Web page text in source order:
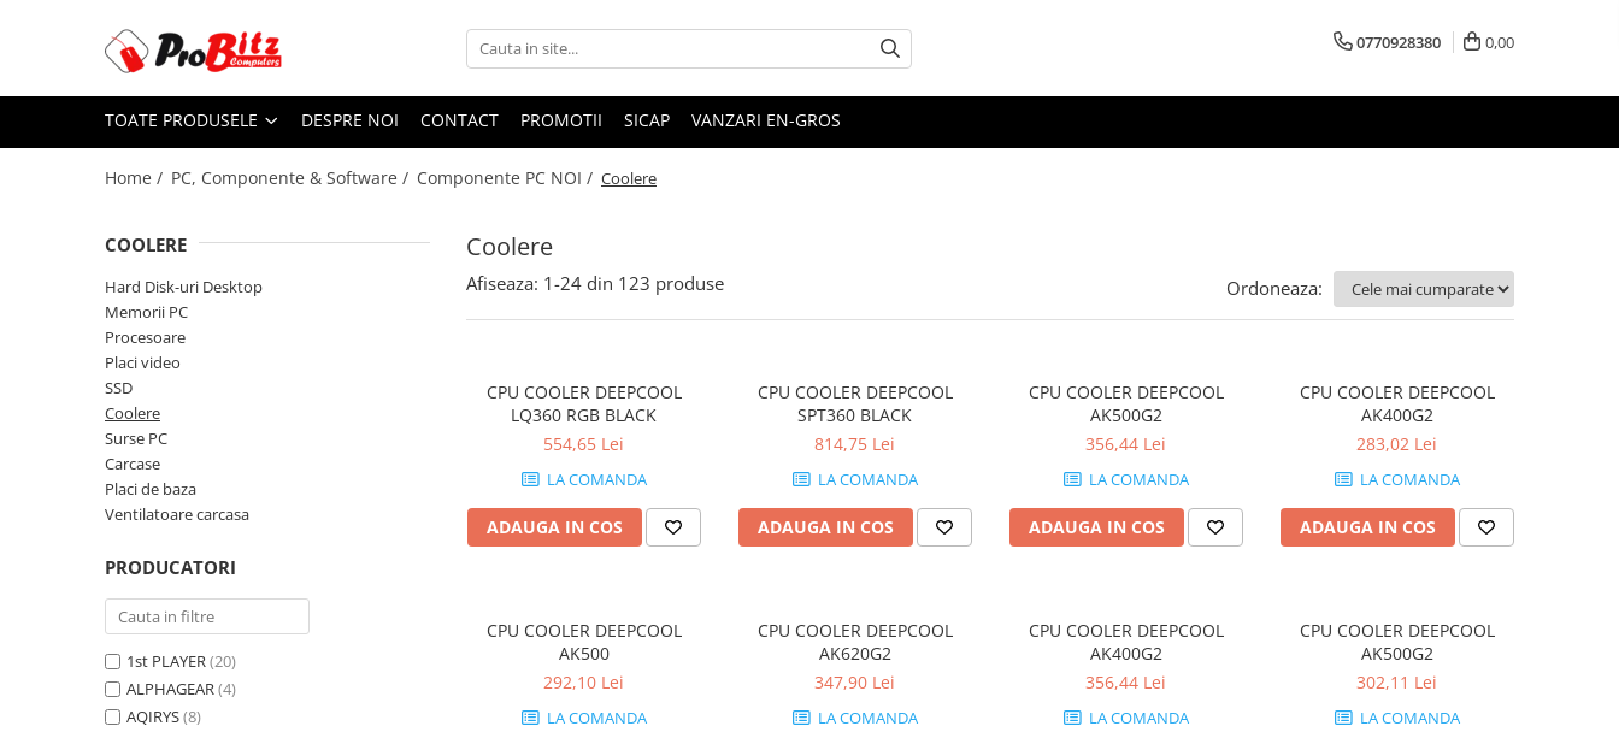
Toate Produsele
Laptopuri si accesorii
Laptopuri Second-hand
Componente NOI Laptop
Memorii laptop
Baterii laptop
Componente REFURBISHED Laptop
Hard Disk-uri Refurbished
Accesorii Laptop
Genti Laptop
Incarcatoare laptop refurbished
Standuri și Coolere Laptop
Alte accesorii
Card reader
0770928380 0,00
TOATE PRODUSELE DESPRE NOI CONTACT PROMOTII SICAP VANZARI EN-GROS
Home / PC, Componente & Software / Componente PC NOI / Coolere
Coolere
COOLERE
Hard Disk-uri Desktop
Memorii PC
Procesoare
Placi video
SSD
Coolere
Surse PC
Carcase
Placi de baza
Ventilatoare carcasa
PRODUCATORI
1st PLAYER(20)
ALPHAGEAR(4)
AQIRYS(8)
Afiseaza: 1-24 din 123 produse Ordoneaza:
CPU COOLER DEEPCOOL
LQ360 RGB BLACK
554,65 Lei
LA COMANDA
ADAUGA IN COS
CPU COOLER DEEPCOOL
SPT360 BLACK
814,75 Lei
LA COMANDA
ADAUGA IN COS
CPU COOLER DEEPCOOL
AK500G2
356,44 Lei
LA COMANDA
ADAUGA IN COS
CPU COOLER DEEPCOOL
AK400G2
283,02 Lei
LA COMANDA
ADAUGA IN COS
CPU COOLER DEEPCOOL
AK500
292,10 Lei
LA COMANDA
CPU COOLER DEEPCOOL
AK620G2
347,90 Lei
LA COMANDA
CPU COOLER DEEPCOOL
AK400G2
356,44 Lei
LA COMANDA
CPU COOLER DEEPCOOL
AK500G2
302,11 Lei
LA COMANDA